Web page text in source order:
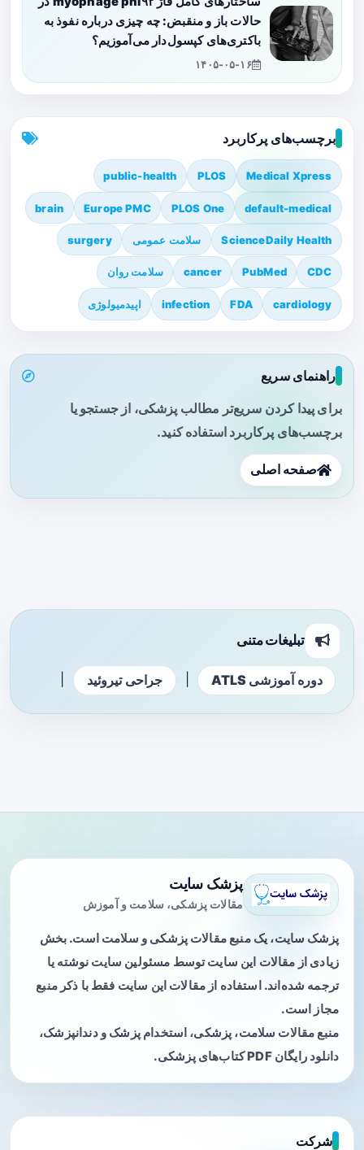
حالات باز و منقبض: چه چیزی درباره نفوذ به
باکتری‌های کپسول‌دار می‌آموزیم؟
۱۴۰۵-۰۵-۱۶
برچسب‌های پرکاربرد
Medical Xpress
PLOS
public-health
default-medical
PLOS One
Europe PMC
brain
ScienceDaily Health سلامت عمومی surgery
CDC
PubMed
cancer سلامت روان
cardiology
FDA
infection اپیدمیولوژی
راهنمای سریع
برای پیدا کردن سریع‌تر مطالب پزشکی، از جستجو یا
برچسب‌های پرکاربرد استفاده کنید.
صفحه اصلی
تبلیغات متنی
دوره آموزشی ATLS جراحی تیروئید
پزشک سایت
مقالات پزشکی، سلامت و آموزش
پزشک سایت، یک منبع مقالات پزشکی و سلامت است. بخش
زیادی از مقالات این سایت توسط مسئولین سایت نوشته یا
ترجمه شده‌اند. استفاده از مقالات این سایت فقط با ذکر منبع
مجاز است.
منبع مقالات سلامت، پزشکی، استخدام پزشک و دندانپزشک،
دانلود رایگان PDF کتاب‌های پزشکی.
شرکت